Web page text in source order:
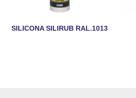
SILICONA SILIRUB RAL.1013